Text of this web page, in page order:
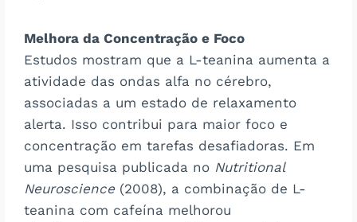
Melhora da Concentração e Foco
Estudos mostram que a L-teanina aumenta a
atividade das ondas alfa no cérebro,
associadas a um estado de relaxamento
alerta. Isso contribui para maior foco e
concentração em tarefas desafiadoras. Em
uma pesquisa publicada no Nutritional
Neuroscience (2008), a combinação de L-
teanina com cafeína melhorou